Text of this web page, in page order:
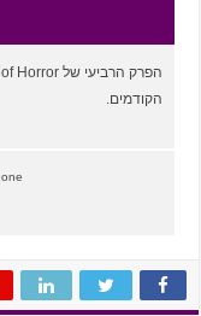
הקודמים.
!